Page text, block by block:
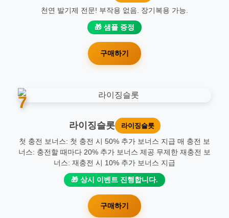
천연 발기제 전문! 부작용 없음. 장기복용 가능.
🎁 샘플 증정
구매하기
7
라이징슬롯 라이징슬롯
첫 충전 보너스: 첫 충전 시 50% 추가 보너스 지급 매 충전 보
너스: 충전할 때마다 20% 추가 보너스 제공 무제한 재충전 보
너스: 재충전 시 10% 추가 보너스 지급
🎁 상시 이벤트 진행합니다.
구매하기